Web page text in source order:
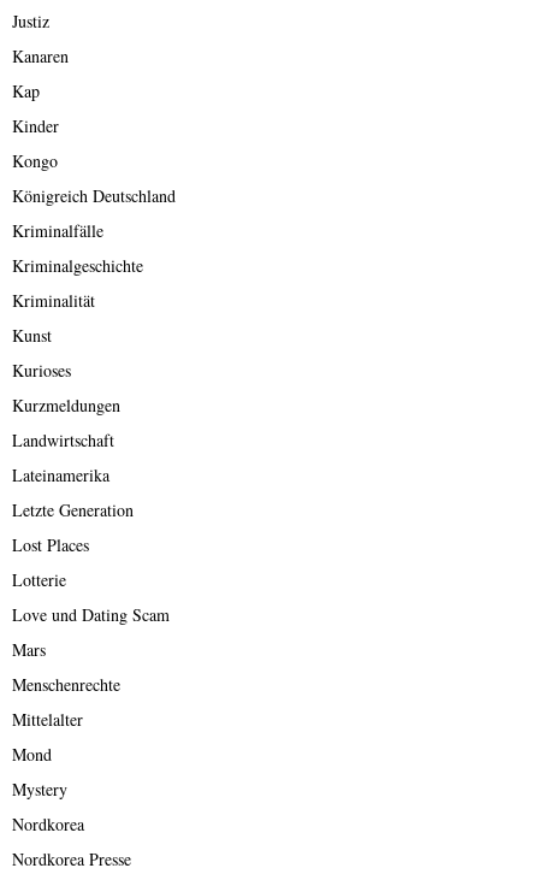
Justiz
Kanaren
Kap
Kinder
Kongo
Königreich Deutschland
Kriminalfälle
Kriminalgeschichte
Kriminalität
Kunst
Kurioses
Kurzmeldungen
Landwirtschaft
Lateinamerika
Letzte Generation
Lost Places
Lotterie
Love und Dating Scam
Mars
Menschenrechte
Mittelalter
Mond
Mystery
Nordkorea
Nordkorea Presse